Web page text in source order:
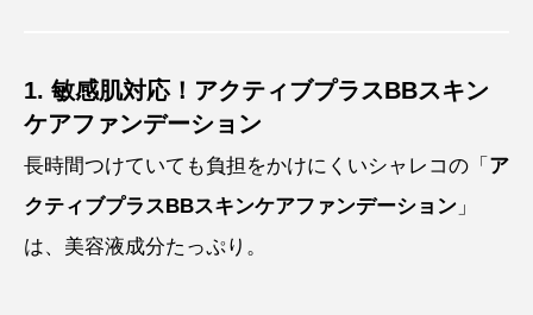
1. 敏感肌対応！アクティブプラスBBスキン
ケアファンデーション
長時間つけていても負担をかけにくいシャレコの「 ア
クティブプラスBBスキンケアファンデーション 」
は、美容液成分たっぷり。